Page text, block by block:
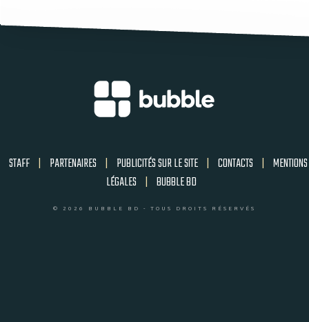
STAFF | PARTENAIRES | PUBLICITÉS SUR LE SITE | CONTACTS | MENTIONS
LÉGALES | BUBBLE BD
© 2026 BUBBLE BD - TOUS DROITS RÉSERVÉS